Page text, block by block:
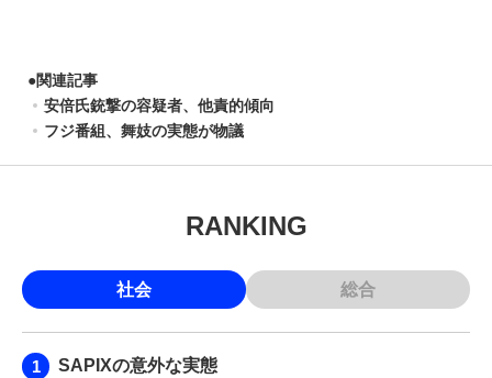
●関連記事
安倍氏銃撃の容疑者、他責的傾向
フジ番組、舞妓の実態が物議
RANKING
社会 総合
SAPIXの意外な実態